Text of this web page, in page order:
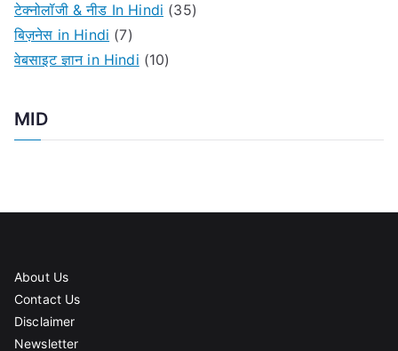
टेक्नोलॉजी & नीड In Hindi (35)
बिज़नेस in Hindi (7)
वेबसाइट ज्ञान in Hindi (10)
MID
About Us
Contact Us
Disclaimer
Newsletter